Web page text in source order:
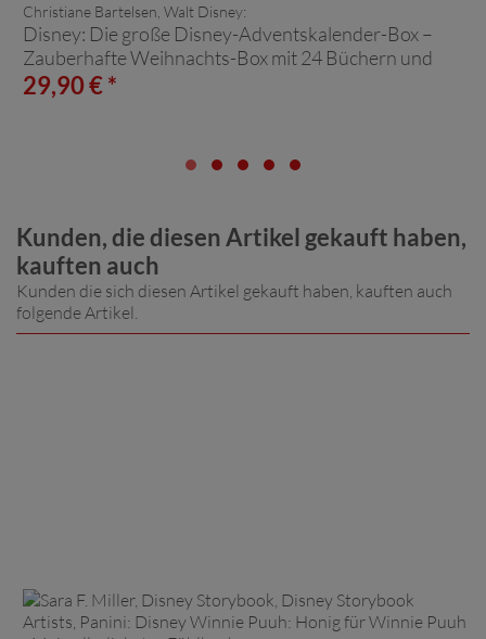
Christiane Bartelsen, Walt Disney:
Disney: Die große Disney-Adventskalender-Box –
Zauberhafte Weihnachts-Box mit 24 Büchern und
1.152 Seiten für Young Adults
29,90 € *
Kunden, die diesen Artikel gekauft haben,
kauften auch
Kunden die sich diesen Artikel gekauft haben, kauften auch
folgende Artikel.